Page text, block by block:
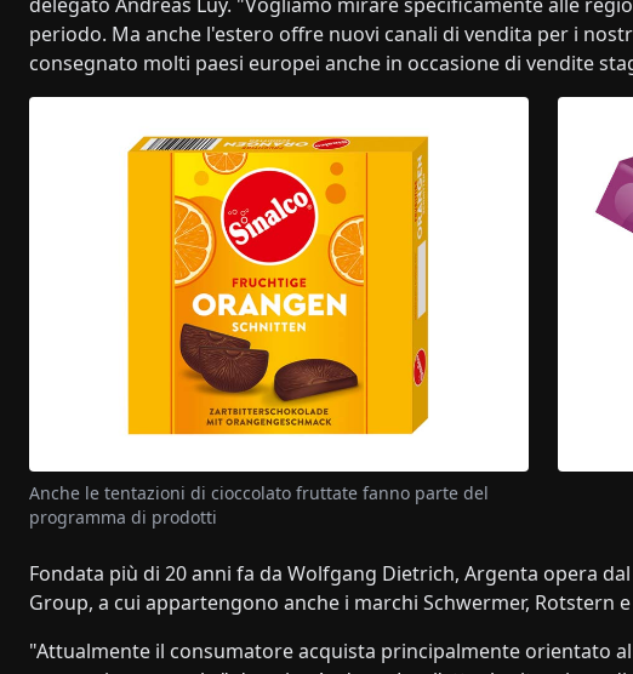
periodo. Ma anche l'estero offre nuovi canali di vendita per i
consegnato molti paesi europei anche in occasione di vendite
Anche le tentazioni di cioccolato fruttate fanno parte del
programma di prodotti
Fondata più di 20 anni fa da Wolfgang Dietrich, Argenta opera
Group, a cui appartengono anche i marchi Schwermer, Rotstern e
"Attualmente il consumatore acquista principalmente orientato